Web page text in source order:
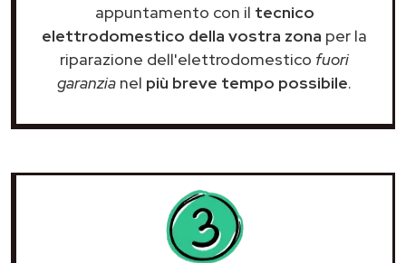
appuntamento con il tecnico
elettrodomestico della vostra zona per la
riparazione dell'elettrodomestico fuori
garanzia nel più breve tempo possibile.